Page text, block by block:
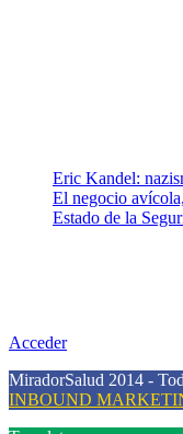
Eric Kandel:
El negocio
Estado de la
Acceder
MiradorSalud 2014 -
INBOUND